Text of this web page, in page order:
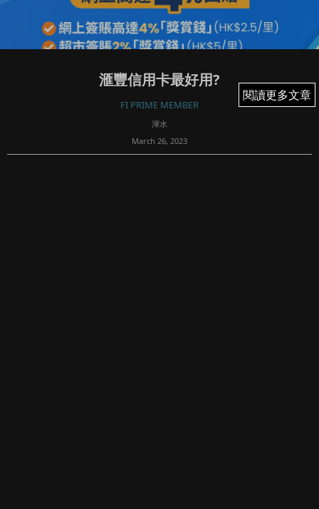
閱讀更多文章
滙豐信用卡最好用?
FI PRIME MEMBER
渾水
March 26, 2023
閱讀更多文章